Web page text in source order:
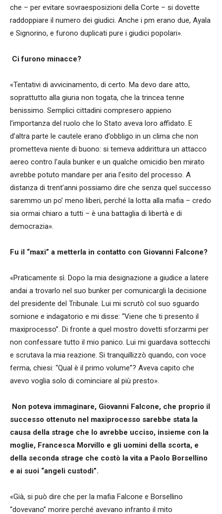
che – per evitare sovraesposizioni della Corte – si dovette
raddoppiare il numero dei giudici. Anche i pm erano due, Ayala
e Signorino, e furono duplicati pure i giudici popolari».
Ci furono minacce?
«Tentativi di avvicinamento, di certo. Ma devo dare atto,
soprattutto alla giuria non togata, che la trincea tenne
benissimo. Semplici cittadini compresero appieno
l’importanza del ruolo che lo Stato aveva loro affidato. E
d’altra parte le cautele erano d’obbligo in un clima che non
prometteva niente di buono: si temeva addirittura un attacco
aereo contro l’aula bunker e un qualche omicidio ben mirato
avrebbe potuto mandare per aria l’esito del processo. A
distanza di trent’anni possiamo dire che senza quel successo
saremmo un po’ meno liberi, perché la lotta alla mafia – credo
sia ormai chiaro a tutti – è una battaglia di libertà e di
democrazia».
Fu il “maxi” a metterla in contatto con Giovanni Falcone?
«Praticamente sì. Dopo la mia designazione a giudice a latere
andai a trovarlo nel suo bunker per comunicargli la decisione
del presidente del Tribunale. Lui mi scrutò col suo sguardo
sornione e indagatorio e mi disse: “Viene che ti presento il
maxiprocesso”. Di fronte a quel mostro dovetti sforzarmi per
non confessare tutto il mio panico. Lui mi guardava sottecchi
e scrutava la mia reazione. Si tranquillizzò quando, con voce
ferma, chiesi: “Qual è il primo volume”? Aveva capito che
avevo voglia solo di cominciare al più presto».
Non poteva immaginare, Giovanni Falcone, che proprio il
successo ottenuto nel maxiprocesso sarebbe stata la
causa della strage che lo avrebbe ucciso, insieme con la
moglie, Francesca Morvillo e gli uomini della scorta, e
della seconda strage che costò la vita a Paolo Borsellino
e ai suoi “angeli custodi”.
«Già, si può dire che per la mafia Falcone e Borsellino
“dovevano” morire perché avevano infranto il mito